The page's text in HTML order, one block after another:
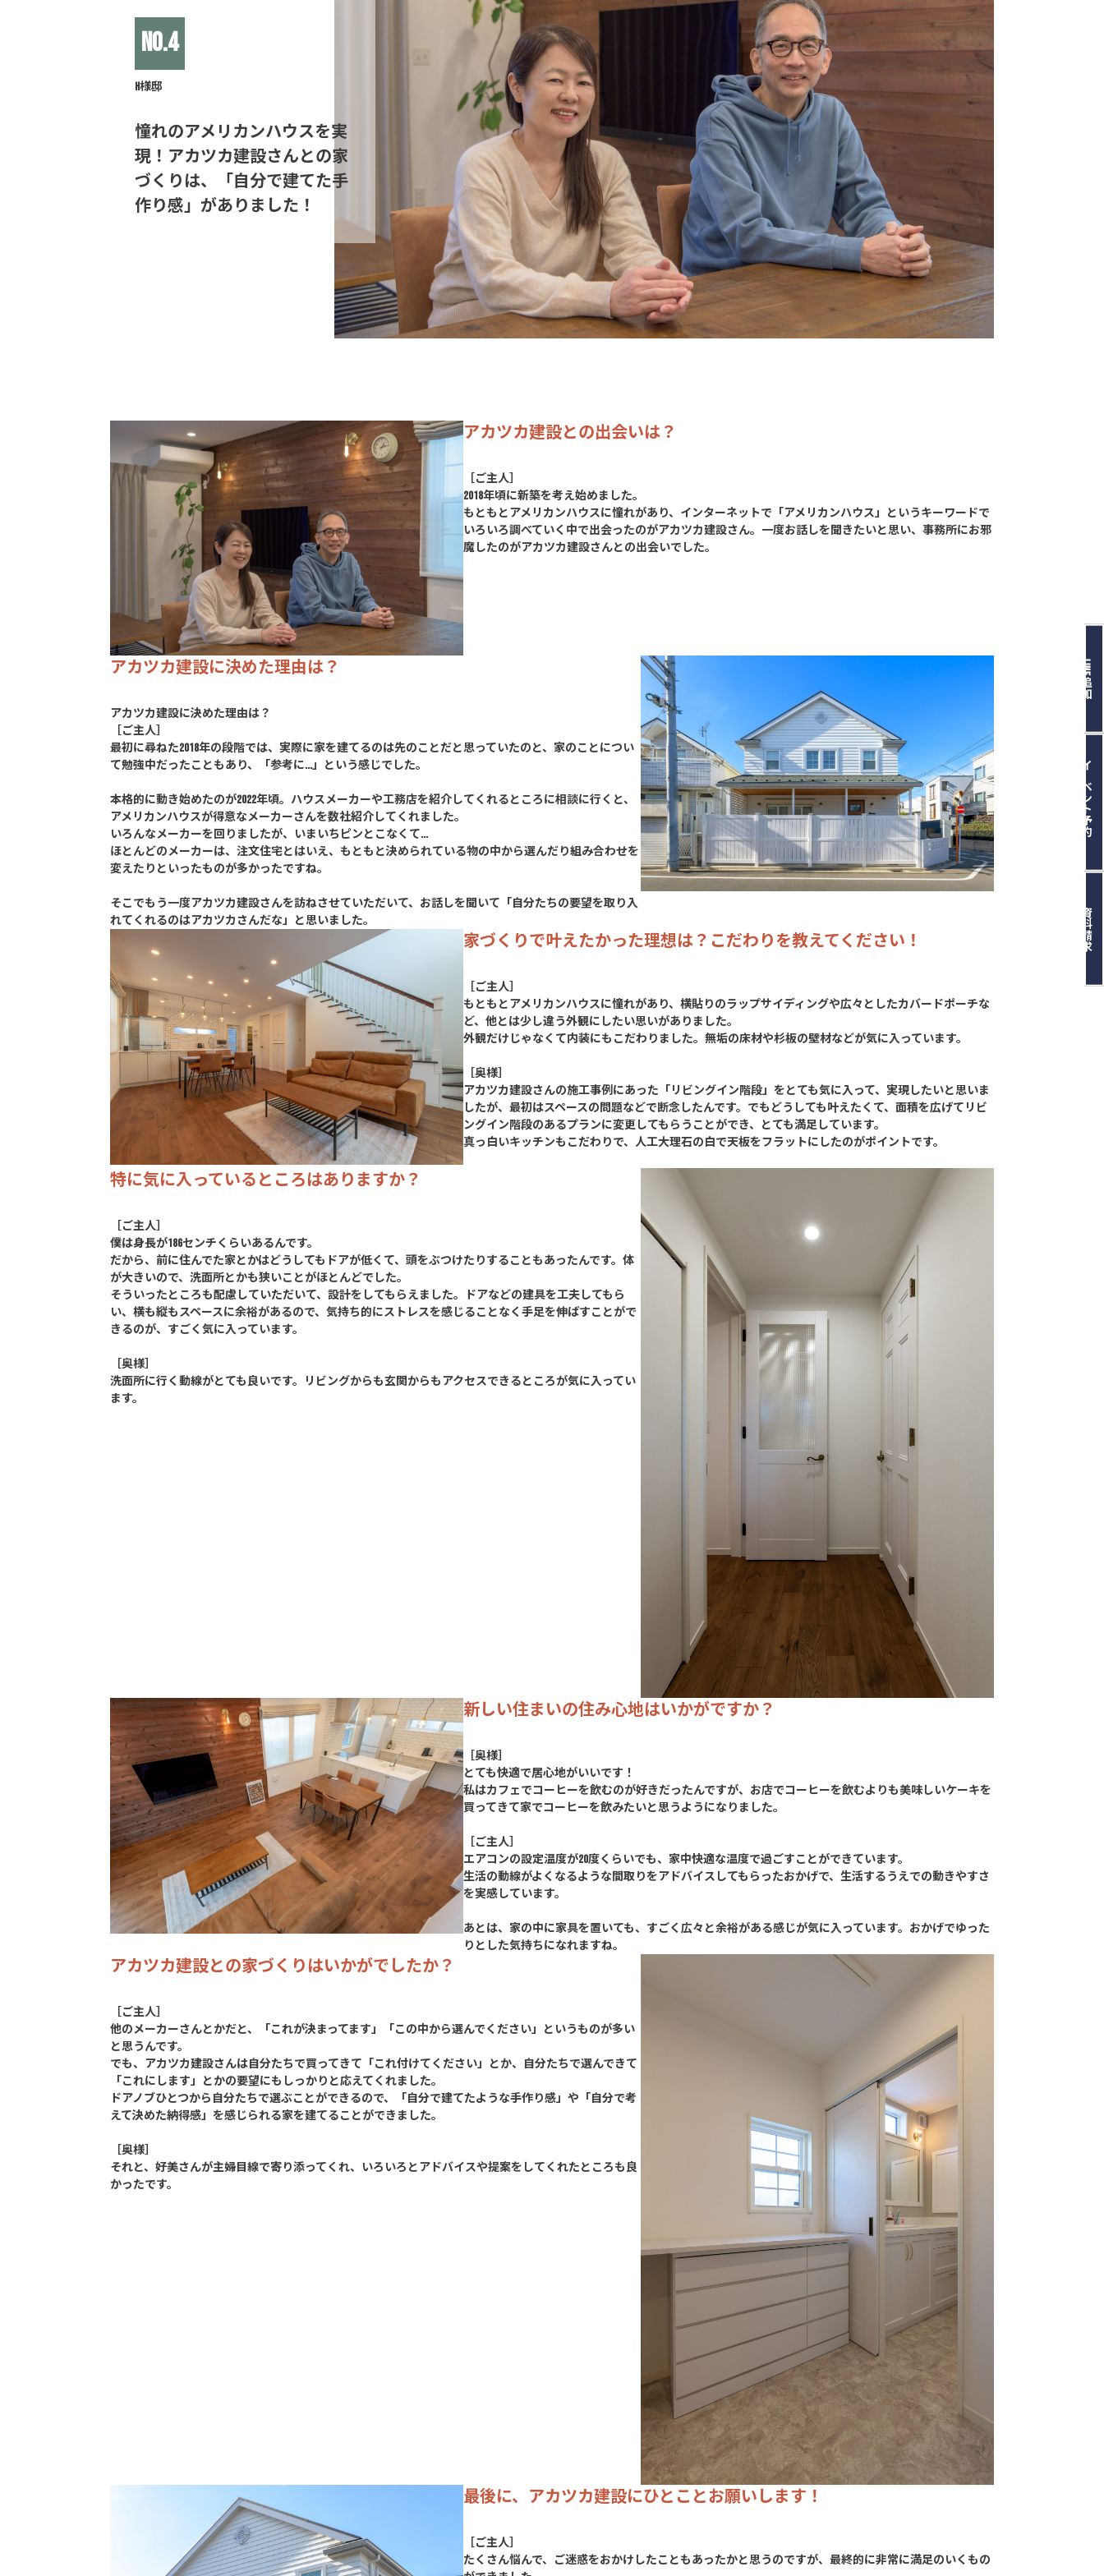
LINE追加
イベント予約
資料請求
No.4
H様邸
憧れのアメリカンハウスを実
現！アカツカ建設さんとの家
づくりは、「自分で建てた手
作り感」がありました！
アカツカ建設との出会いは？
［ご主人］
2018年頃に新築を考え始めました。
もともとアメリカンハウスに憧れがあり、インターネットで「アメリカンハウス」というキーワードで
いろいろ調べていく中で出会ったのがアカツカ建設さん。一度お話しを聞きたいと思い、事務所にお邪
魔したのがアカツカ建設さんとの出会いでした。
アカツカ建設に決めた理由は？
アカツカ建設に決めた理由は？
［ご主人］
最初に尋ねた2018年の段階では、実際に家を建てるのは先のことだと思っていたのと、家のことについ
て勉強中だったこともあり、「参考に...」という感じでした。
本格的に動き始めたのが2022年頃。ハウスメーカーや工務店を紹介してくれるところに相談に行くと、
アメリカンハウスが得意なメーカーさんを数社紹介してくれました。
いろんなメーカーを回りましたが、いまいちピンとこなくて...
ほとんどのメーカーは、注文住宅とはいえ、もともと決められている物の中から選んだり組み合わせを
変えたりといったものが多かったですね。
そこでもう一度アカツカ建設さんを訪ねさせていただいて、お話しを聞いて「自分たちの要望を取り入
れてくれるのはアカツカさんだな」と思いました。
家づくりで叶えたかった理想は？こだわりを教えてください！
［ご主人］
もともとアメリカンハウスに憧れがあり、横貼りのラップサイディングや広々としたカバードポーチな
ど、他とは少し違う外観にしたい思いがありました。
外観だけじゃなくて内装にもこだわりました。無垢の床材や杉板の壁材などが気に入っています。
［奥様］
アカツカ建設さんの施工事例にあった「リビングイン階段」をとても気に入って、実現したいと思いま
したが、最初はスペースの問題などで断念したんです。でもどうしても叶えたくて、面積を広げてリビ
ングイン階段のあるプランに変更してもらうことができ、とても満足しています。
真っ白いキッチンもこだわりで、人工大理石の白で天板をフラットにしたのがポイントです。
特に気に入っているところはありますか？
［ご主人］
僕は身長が186センチくらいあるんです。
だから、前に住んでた家とかはどうしてもドアが低くて、頭をぶつけたりすることもあったんです。体
が大きいので、洗面所とかも狭いことがほとんどでした。
そういったところも配慮していただいて、設計をしてもらえました。ドアなどの建具を工夫してもら
い、横も縦もスペースに余裕があるので、気持ち的にストレスを感じることなく手足を伸ばすことがで
きるのが、すごく気に入っています。
［奥様］
洗面所に行く動線がとても良いです。リビングからも玄関からもアクセスできるところが気に入ってい
ます。
新しい住まいの住み心地はいかがですか？
［奥様］
とても快適で居心地がいいです！
私はカフェでコーヒーを飲むのが好きだったんですが、お店でコーヒーを飲むよりも美味しいケーキを
買ってきて家でコーヒーを飲みたいと思うようになりました。
［ご主人］
エアコンの設定温度が20度くらいでも、家中快適な温度で過ごすことができています。
生活の動線がよくなるような間取りをアドバイスしてもらったおかげで、生活するうえでの動きやすさ
を実感しています。
あとは、家の中に家具を置いても、すごく広々と余裕がある感じが気に入っています。おかげでゆった
りとした気持ちになれますね。
アカツカ建設との家づくりはいかがでしたか？
［ご主人］
他のメーカーさんとかだと、「これが決まってます」「この中から選んでください」というものが多い
と思うんです。
でも、アカツカ建設さんは自分たちで買ってきて「これ付けてください」とか、自分たちで選んできて
「これにします」とかの要望にもしっかりと応えてくれました。
ドアノブひとつから自分たちで選ぶことができるので、「自分で建てたような手作り感」や「自分で考
えて決めた納得感」を感じられる家を建てることができました。
［奥様］
それと、好美さんが主婦目線で寄り添ってくれ、いろいろとアドバイスや提案をしてくれたところも良
かったです。
最後に、アカツカ建設にひとことお願いします！
［ご主人］
たくさん悩んで、ご迷惑をおかけしたこともあったかと思うのですが、最終的に非常に満足のいくもの